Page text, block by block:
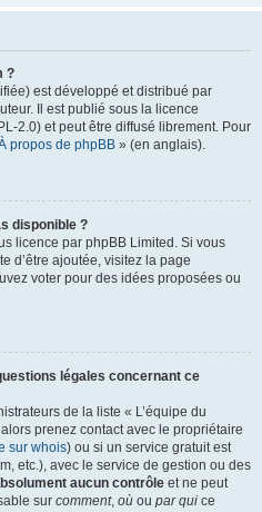
?
est développé et distribué par
Il est publié sous la licence
2.0) et peut être diffusé librement. Pour
propos de phpBB » (en anglais).
disponible ?
licence par phpBB Limited. Si vous
d’être ajoutée, visitez la page
voter pour des idées proposées ou
légales concernant ce
de la liste « L’équipe du
prenez contact avec le propriétaire
sur whois) ou si un service gratuit est
etc.), avec le service de gestion ou des
aucun contrôle et ne peut
sur comment, où ou par qui ce